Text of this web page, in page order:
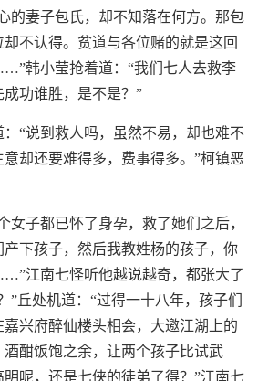
的妻子包氏，却不知落在何方。那包
不认得。贫道与各位赌的就是这回
韩小莹抢着道：“我们七人去救李
功谁胜，是不是？”
：“说到救人吗，虽然不易，却也难不
却还要难得多，费事得多。”柯镇恶
女子都已怀了身孕，救了她们之后，
下孩子，然后我教姓杨的孩子，你
江南七怪听他越说越奇，都张大了
”丘处机道：“过得一十八年，孩子们
兴府醉仙楼头相会，大邀江湖上的
酣饭饱之余，让两个孩子比试武
呢，还是七侠的徒弟了得？”江南七